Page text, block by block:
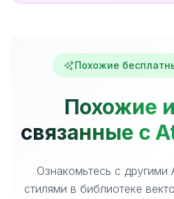
Похожие
Похожие
связанные с
Ознакомьтесь с другими
стилями в библиотеке